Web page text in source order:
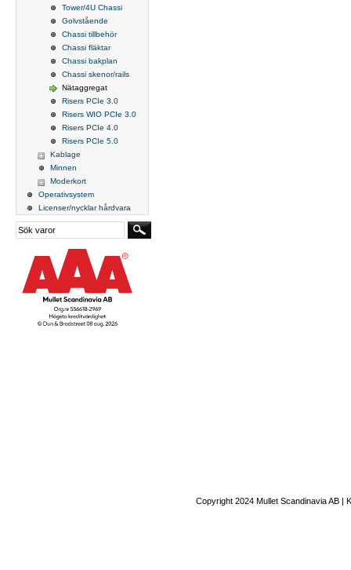
Tower/4U Chassi
Golvstående
Chassi tillbehör
Chassi fläktar
Chassi bakplan
Chassi skenor/rails
Nätaggregat
Risers PCIe 3.0
Risers WIO PCIe 3.0
Risers PCIe 4.0
Risers PCIe 5.0
Kablage
Minnen
Moderkort
Operativsystem
Licenser/nycklar hårdvara
Copyright 2024 Mullet Scandinavia AB |